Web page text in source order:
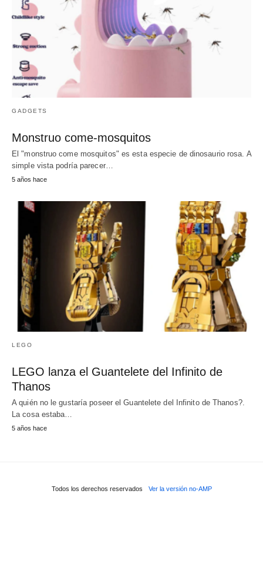
GADGETS
Monstruo come-mosquitos
El "monstruo come mosquitos" es esta especie de dinosaurio rosa. A
simple vista podría parecer…
5 años hace
LEGO
LEGO lanza el Guantelete del Infinito de
Thanos
A quién no le gustaría poseer el Guantelete del Infinito de Thanos?.
La cosa estaba…
5 años hace
Todos los derechos reservados Ver la versión no-AMP